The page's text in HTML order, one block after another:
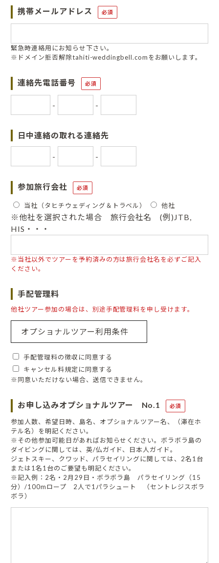
携帯メールアドレス 必須
緊急時連絡用にお知らせ下さい。
※ドメイン拒否解除tahiti-weddingbell.comをお願いします。
連絡先電話番号 必須
- -
日中連絡の取れる連絡先
- -
参加旅行会社 必須
当社（タヒチウェディング＆トラベル） 他社
※他社を選択された場合 旅行会社名 (例)JTB,
HIS・・・
※当社以外でツアーを予約済みの方は旅行会社名を必ずご記入
ください。
手配管理料
他社ツアー参加の場合は、別途手配管理料を申し受けます。
オプショナルツアー利用条件
手配管理料の徴収に同意する
キャンセル料規定に同意する
※同意いただけない場合、送信できません。
お申し込みオプショナルツアー No.1 必須
参加人数、希望日時、島名、オプショナルツアー名、（滞在ホ
テル名）を明記ください。
※その他参加可能日があればお知らせください。ボラボラ島の
ダイビングに関しては、英/仏ガイド、日本人ガイド。
ジェトスキー、クワッド、パラセイリングに関しては、2名1台
または1名1台のご要望も明記ください。
※記入例：2名・2月29日・ボラボラ島 パラセイリング（15
分）/100mロープ 2人で1パラシュート （セントレジスボラ
ボラ）